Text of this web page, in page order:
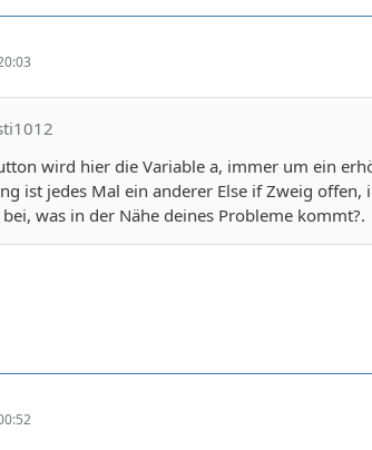
wird hier die Variable a, immer um ein
ist jedes Mal ein anderer Else if Zweig
was in der Nähe deines Probleme kommt?.